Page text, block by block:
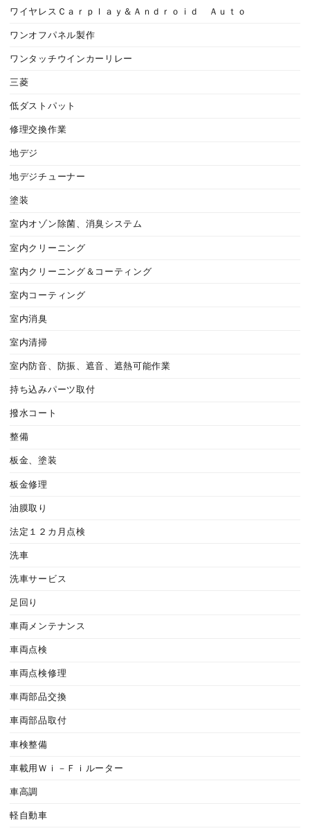
ワイヤレスＣａｒｐｌａｙ＆Ａｎｄｒｏｉｄ Ａｕｔｏ
ワンオフパネル製作
ワンタッチウインカーリレー
三菱
低ダストパット
修理交換作業
地デジ
地デジチューナー
塗装
室内オゾン除菌、消臭システム
室内クリーニング
室内クリーニング＆コーティング
室内コーティング
室内消臭
室内清掃
室内防音、防振、遮音、遮熱可能作業
持ち込みパーツ取付
撥水コート
整備
板金、塗装
板金修理
油膜取り
法定１２カ月点検
洗車
洗車サービス
足回り
車両メンテナンス
車両点検
車両点検修理
車両部品交換
車両部品取付
車検整備
車載用Ｗｉ－Ｆｉルーター
車高調
軽自動車